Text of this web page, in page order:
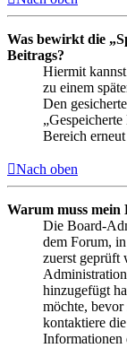
Was bewirkt die
Beitrags?
Hiermit
zu einem
Den
Bereich
Nach oben
Warum muss mein
Die Board-
dem Forum,
zuerst geprüft
hinzugefügt
möchte,
kontaktiere
Informationen